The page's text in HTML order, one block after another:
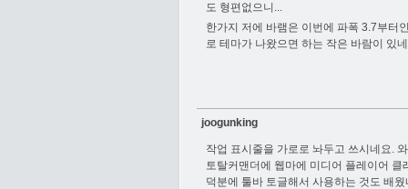
도 형편없으니...
한가지 저에 바램은 이번에 파폭 3.7부터
로 테마가 나왔으면 하는 작은 바람이 있
joogunking
작업 표시줄을 가로로 놔두고 쓰시네요.
토탈커맨더에 웹마에 미디어 플레이어
덕분에 툴바 토글해서 사용하는 것도 배